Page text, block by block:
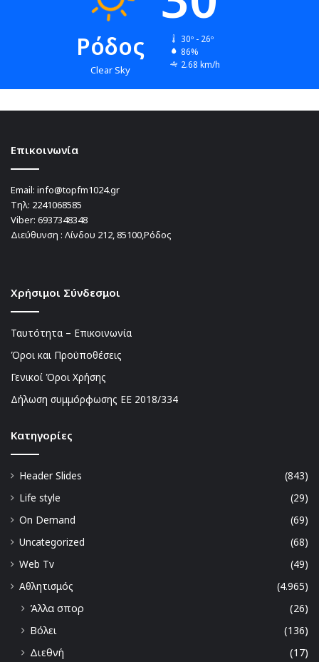
Ρόδος
Clear Sky
30º - 26º
86%
2.68 km/h
Επικοινωνία
Email: info@topfm1024.gr
Τηλ: 2241068585
Viber: 6937348348
Διεύθυνση : Λίνδου 212, 85100,Ρόδος
Χρήσιμοι Σύνδεσμοι
Ταυτότητα – Επικοινωνία
Όροι και Προϋποθέσεις
Γενικοί Όροι Χρήσης
Δήλωση συμμόρφωσης ΕΕ 2018/334
Kατηγορίες
Header Slides
(843)
Life style
(29)
On Demand
(69)
Uncategorized
(68)
Web Tv
(49)
Αθλητισμός
(4.965)
Άλλα σπορ
(26)
Βόλει
(136)
Διεθνή
(17)